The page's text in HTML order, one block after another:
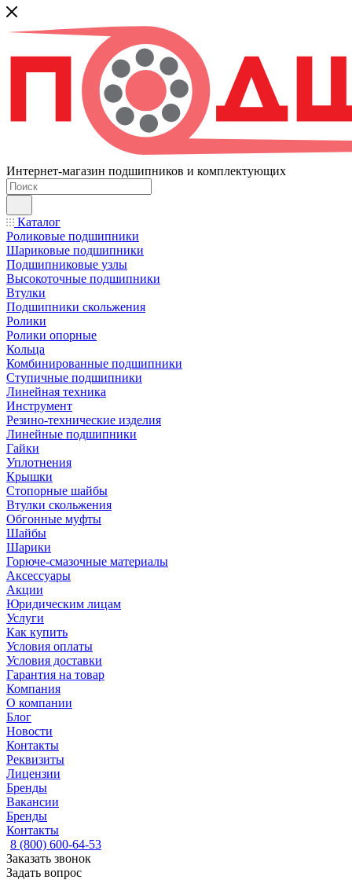
Интернет-магазин подшипников и комплектующих
Каталог
Роликовые подшипники
Шариковые подшипники
Подшипниковые узлы
Высокоточные подшипники
Втулки
Подшипники скольжения
Ролики
Ролики опорные
Кольца
Комбинированные подшипники
Ступичные подшипники
Линейная техника
Инструмент
Резино-технические изделия
Линейные подшипники
Гайки
Уплотнения
Крышки
Стопорные шайбы
Втулки скольжения
Обгонные муфты
Шайбы
Шарики
Горюче-смазочные материалы
Аксессуары
Акции
Юридическим лицам
Услуги
Как купить
Условия оплаты
Условия доставки
Гарантия на товар
Компания
О компании
Блог
Новости
Контакты
Реквизиты
Лицензии
Бренды
Вакансии
Бренды
Контакты
8 (800) 600-64-53
Заказать звонок
Задать вопрос